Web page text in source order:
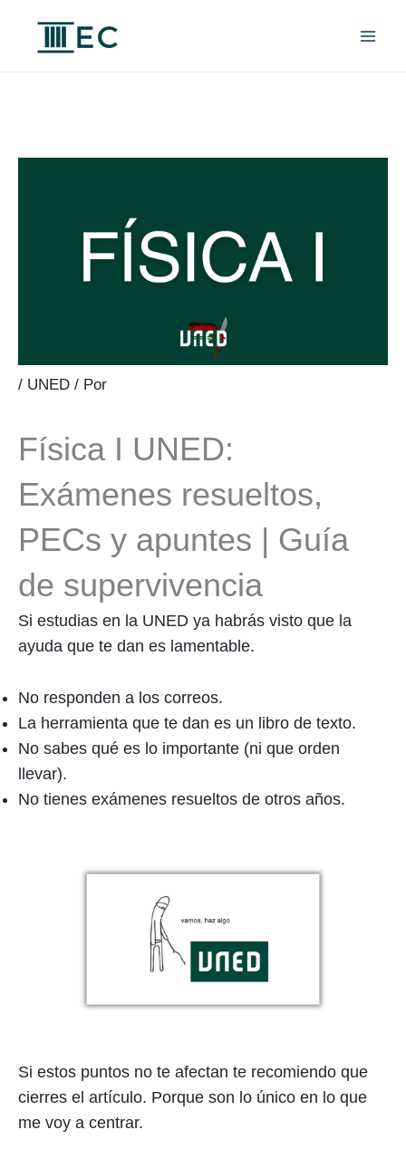
/ UNED / Por
Física I UNED:
Exámenes resueltos,
PECs y apuntes | Guía
de supervivencia
Si estudias en la UNED ya habrás visto que la
ayuda que te dan es lamentable.
No responden a los correos.
La herramienta que te dan es un libro de texto.
No sabes qué es lo importante (ni que orden
llevar).
No tienes exámenes resueltos de otros años.
Si estos puntos no te afectan te recomiendo que
cierres el artículo. Porque son lo único en lo que
me voy a centrar.